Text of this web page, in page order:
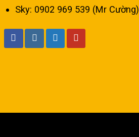
Sky: 0902 969 539 (Mr Cường)